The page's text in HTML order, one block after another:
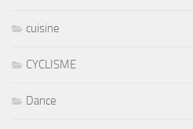
cuisine
CYCLISME
Dance